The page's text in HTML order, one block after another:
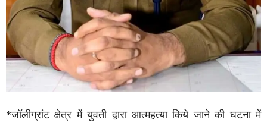
*जॉलीग्रांट क्षेत्र में युवती द्वारा आत्महत्या किये जाने की घटना में